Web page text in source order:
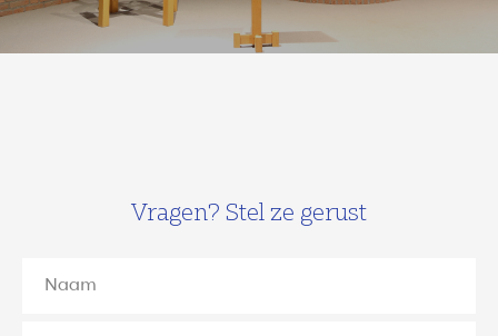
Vragen? Stel ze gerust